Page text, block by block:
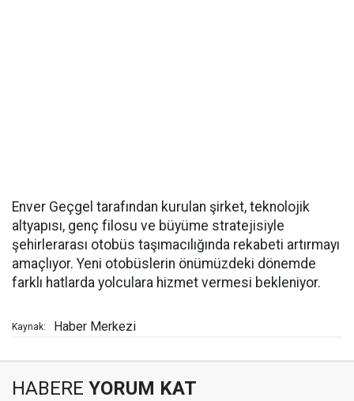
Enver Geçgel tarafından kurulan şirket, teknolojik
altyapısı, genç filosu ve büyüme stratejisiyle
şehirlerarası otobüs taşımacılığında rekabeti artırmayı
amaçlıyor. Yeni otobüslerin önümüzdeki dönemde
farklı hatlarda yolculara hizmet vermesi bekleniyor.
Kaynak: Haber Merkezi
HABERE YORUM KAT